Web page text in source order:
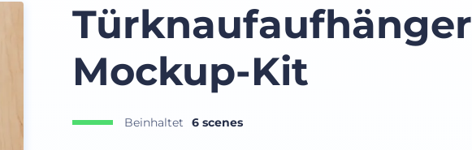
Türknaufaufhänger
Mockup-Kit
Beinhaltet 6 scenes